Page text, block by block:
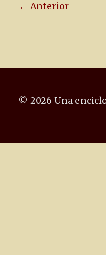
← Anterior
© 2026 Una